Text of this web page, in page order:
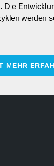
Die
werden
MEHR